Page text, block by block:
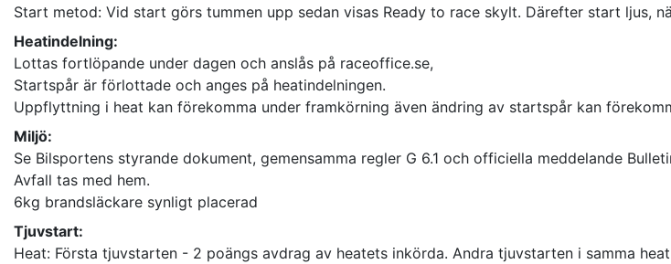
Start metod: Vid start görs tummen upp sedan visas Ready to race skylt. Därefter start ljus,
Heatindelning:
Lottas fortlöpande under dagen och anslås på raceoffice.se,
Startspår är förlottade och anges på heatindelningen.
Uppflyttning i heat kan förekomma under framkörning även ändring av startspår kan
Miljö:
Se Bilsportens styrande dokument, gemensamma regler G 6.1 och officiella meddelande
Avfall tas med hem.
6kg brandsläckare synligt placerad
Tjuvstart:
Heat: Första tjuvstarten - 2 poängs avdrag av heatets inkörda. Andra tjuvstarten i samma